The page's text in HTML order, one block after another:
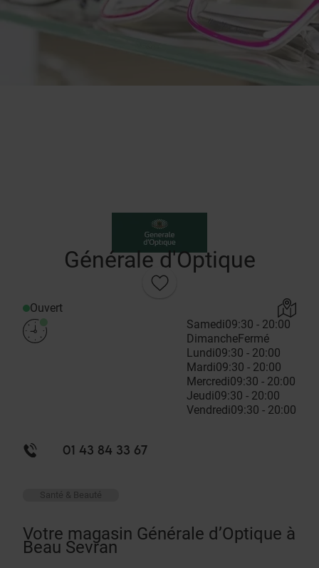
Générale d'Optique
Ouvert
Samedi09:30 - 20:00
DimancheFermé
Lundi09:30 - 20:00
Mardi09:30 - 20:00
Mercredi09:30 - 20:00
Jeudi09:30 - 20:00
Vendredi09:30 - 20:00
01 43 84 33 67
Santé & Beauté
Votre magasin Générale d’Optique à
Beau Sevran